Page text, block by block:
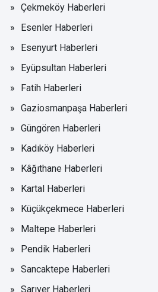
Çekmeköy Haberleri
Esenler Haberleri
Esenyurt Haberleri
Eyüpsultan Haberleri
Fatih Haberleri
Gaziosmanpaşa Haberleri
Güngören Haberleri
Kadıköy Haberleri
Kâğıthane Haberleri
Kartal Haberleri
Küçükçekmece Haberleri
Maltepe Haberleri
Pendik Haberleri
Sancaktepe Haberleri
Sarıyer Haberleri